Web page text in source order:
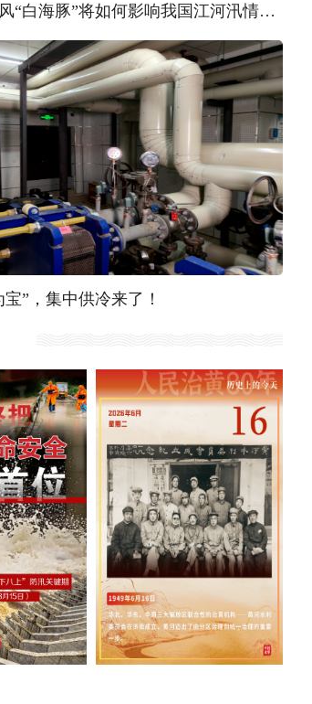
超长待机的台风“白海豚”将如何影响我国江河汛情？ | 汛问水雨情
”，集中供冷来了！